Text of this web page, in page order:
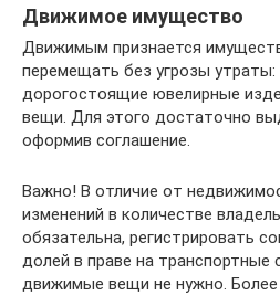
Движимое имущество
Движимым признается
перемещать без угрозы утраты:
дорогостоящие ювелирные
вещи. Для этого достаточно
оформив соглашение.
Важно! В отличие от
изменений в количестве
обязательна, регистрировать
долей в праве на транспортные
движимые вещи не нужно.